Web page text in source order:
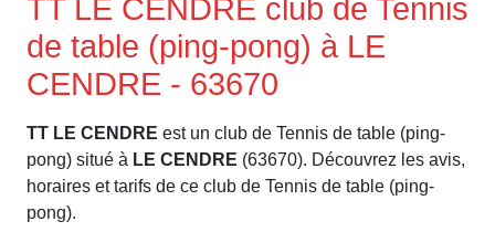
TT LE CENDRE club de Tennis
de table (ping-pong) à LE
CENDRE - 63670
TT LE CENDRE est un club de Tennis de table (ping-
pong) situé à LE CENDRE (63670). Découvrez les avis,
horaires et tarifs de ce club de Tennis de table (ping-
pong).